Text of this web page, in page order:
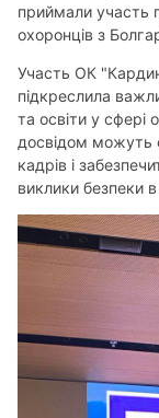
приймали участь
охоронців з
Участь ОК
підкреслила
та освіти у сфері
досвідом можуть
кадрів і
виклики безпеки в